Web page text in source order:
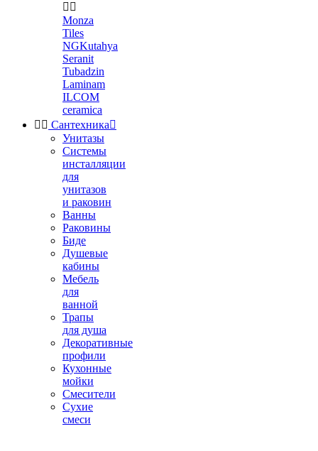
 
Monza
Tiles
NGKutahya
Seranit
Tubadzin
Laminam
ILCOM
ceramica
  Сантехника
Унитазы
Системы
инсталляции
для
унитазов
и раковин
Ванны
Раковины
Биде
Душевые
кабины
Мебель
для
ванной
Трапы
для душа
Декоративные
профили
Кухонные
мойки
Смесители
Сухие
смеси